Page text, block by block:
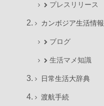
プレスリリース
カンボジア生活情報
ブログ
生活マメ知識
日常生活大辞典
渡航手続